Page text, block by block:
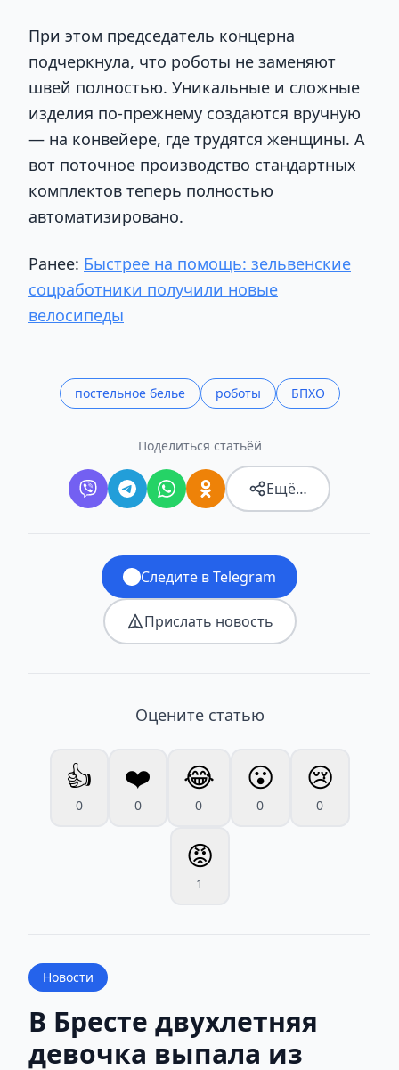
При этом председатель концерна
подчеркнула, что роботы не заменяют
швей полностью. Уникальные и сложные
изделия по-прежнему создаются вручную
— на конвейере, где трудятся женщины. А
вот поточное производство стандартных
комплектов теперь полностью
автоматизировано.
Ранее: Быстрее на помощь: зельвенские
соцработники получили новые
велосипеды
постельное белье роботы БПХО
Поделиться статьёй
Ещё…
Следите в Telegram
Прислать новость
Оцените статью
👍
0
❤️
0
😂
0
😮
0
😢
0
😡
1
Новости
В Бресте двухлетняя
девочка выпала из